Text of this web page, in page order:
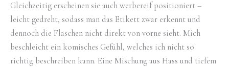
Gleichzeitig erscheinen sie auch werbereif positioniert –
leicht gedreht, sodass man das Etikett zwar erkennt und
dennoch die Flaschen nicht direkt von vorne sieht. Mich
beschleicht ein komisches Gefühl, welches ich nicht so
richtig beschreiben kann. Eine Mischung aus Hass und tiefem